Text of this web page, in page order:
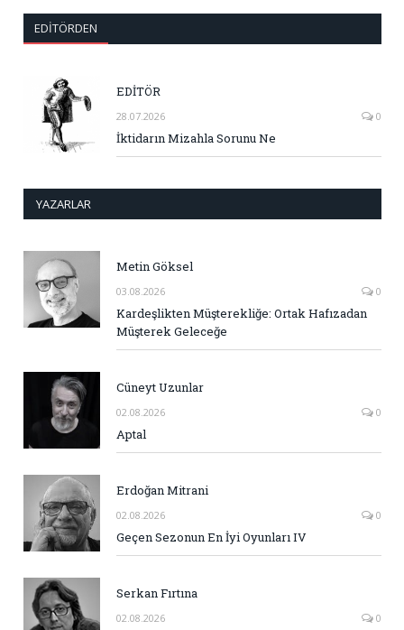
EDITÖRDEN
EDİTÖR
28.07.2026 0
İktidarın Mizahla Sorunu Ne
YAZARLAR
Metin Göksel
03.08.2026 0
Kardeşlikten Müşterekliğe: Ortak Hafızadan
Müşterek Geleceğe
Cüneyt Uzunlar
02.08.2026 0
Aptal
Erdoğan Mitrani
02.08.2026 0
Geçen Sezonun En İyi Oyunları IV
Serkan Fırtına
02.08.2026 0